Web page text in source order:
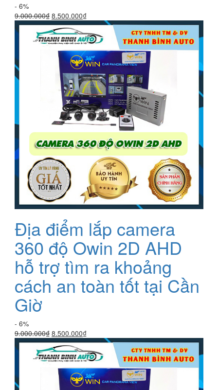
- 6%
9.000.000₫ Giá
gốc
là:
9.000.000₫.
8.500.000₫Giá
hiện
tại
là:
8.500.000₫.
Địa điểm lắp camera
360 độ Owin 2D AHD
hỗ trợ tìm ra khoảng
cách an toàn tốt tại Cần
Giờ
- 6%
9.000.000₫ Giá
gốc
là:
9.000.000₫.
8.500.000₫Giá
hiện
tại
là:
8.500.000₫.